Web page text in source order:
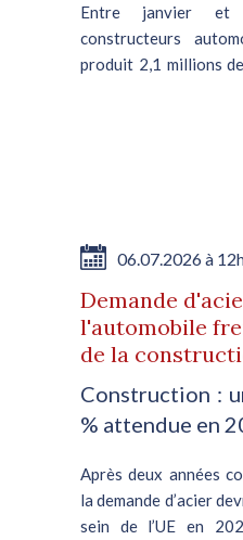
Entre janvier et
constructeurs
produit 2,1 millions
soit une
annuel, d’après
06.07.2026 à
Demande
l'automobile
de la
Construction :
% attendue en
Après deux années
la demande d’acier
sein de l’UE en